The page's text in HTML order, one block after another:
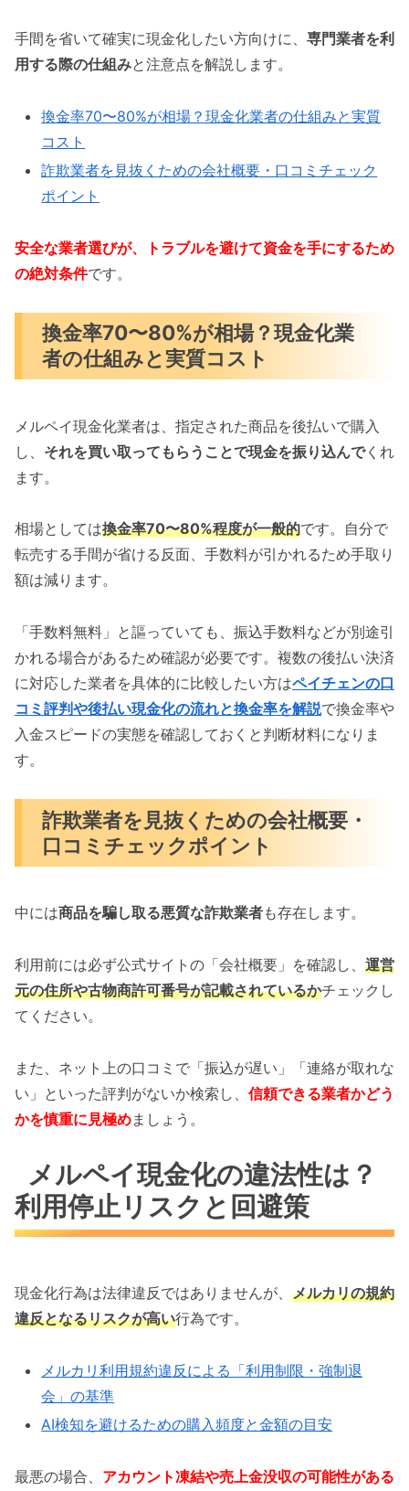
手間を省いて確実に現金化したい方向けに、 専門業者を利
用する際の仕組みと注意点を解説します。
換金率70〜80%が相場？現金化業者の仕組みと実質
コスト
詐欺業者を見抜くための会社概要・口コミチェック
ポイント
安全な業者選びが、トラブルを避けて資金を手にするため
の絶対条件です。
換金率70〜80%が相場？現金化業
者の仕組みと実質コスト
メルペイ現金化業者は、指定された商品を後払いで購入
し、 それを買い取ってもらうことで現金を振り込んでくれ
ます。
相場としては換金率70〜80%程度が一般的です。自分で
転売する手間が省ける反面、手数料が引かれるため手取り
額は減ります。
「手数料無料」と謳っていても、振込手数料などが別途引
かれる場合があるため確認が必要です。複数の後払い決済
に対応した業者を具体的に比較したい方はペイチェンの口
コミ評判や後払い現金化の流れと換金率を解説で換金率や
入金スピードの実態を確認しておくと判断材料になりま
す。
詐欺業者を見抜くための会社概要・
口コミチェックポイント
中には商品を騙し取る悪質な詐欺業者も存在します。
利用前には必ず公式サイトの「会社概要」を確認し、 運営
元の住所や古物商許可番号が記載されているかチェックし
てください。
また、ネット上の口コミで「振込が遅い」「連絡が取れな
い」といった評判がないか検索し、 信頼できる業者かどう
かを慎重に見極めましょう。
メルペイ現金化の違法性は？
利用停止リスクと回避策
現金化行為は法律違反ではありませんが、 メルカリの規約
違反となるリスクが高い行為です。
メルカリ利用規約違反による「利用制限・強制退
会」の基準
AI検知を避けるための購入頻度と金額の目安
最悪の場合、 アカウント凍結や売上金没収の可能性がある